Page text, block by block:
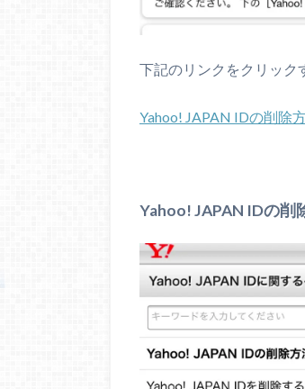
下記のリンクをクリック
Yahoo! JAPAN IDの削除
Yahoo! JAPAN IDの削